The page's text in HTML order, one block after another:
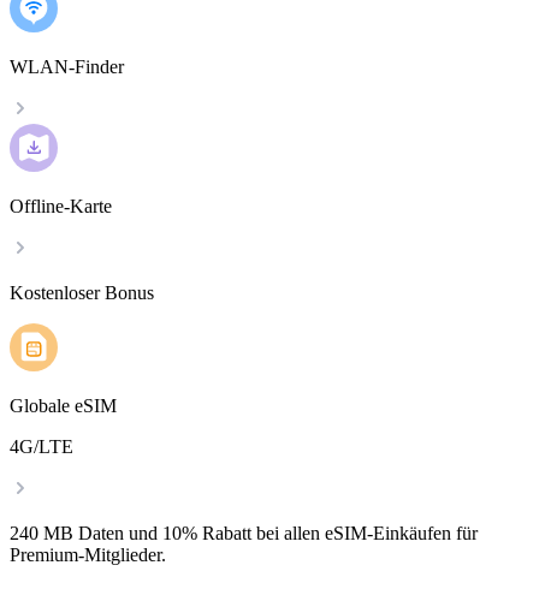
WLAN-Finder
Offline-Karte
Kostenloser Bonus
Globale eSIM
4G/LTE
240 MB Daten und 10% Rabatt bei allen eSIM-Einkäufen für
Premium-Mitglieder.